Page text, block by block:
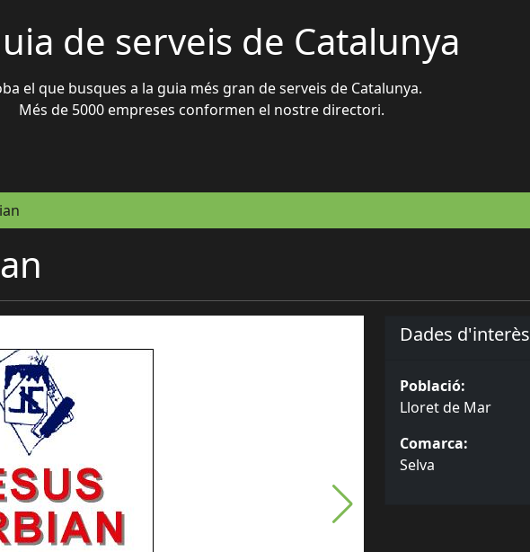
de serveis de Catalunya
el que busques a la guia més gran de serveis de Catalunya.
Més de 5000 empreses conformen el nostre directori.
Dades d'interès
Població:
Lloret de Mar
Comarca:
Selva